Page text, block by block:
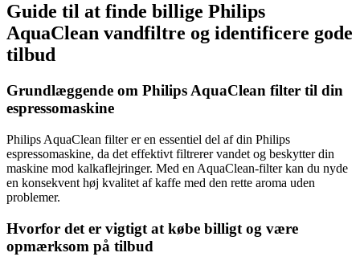
Guide til at finde billige Philips
AquaClean vandfiltre og identificere gode
tilbud
Grundlæggende om Philips AquaClean filter til din
espressomaskine
Philips AquaClean filter er en essentiel del af din Philips
espressomaskine, da det effektivt filtrerer vandet og beskytter din
maskine mod kalkaflejringer. Med en AquaClean-filter kan du nyde
en konsekvent høj kvalitet af kaffe med den rette aroma uden
problemer.
Hvorfor det er vigtigt at købe billigt og være
opmærksom på tilbud